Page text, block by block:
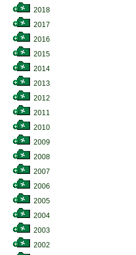
2018
2017
2016
2015
2014
2013
2012
2011
2010
2009
2008
2007
2006
2005
2004
2003
2002